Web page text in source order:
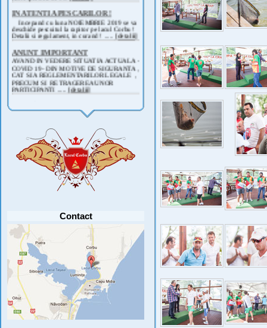
IN ATENTIA PESCARILOR !
Incepand cu luna NOIEMBRIE 2019 se va
deschide pescuitul la rapitor pe lacul Corbu !
Detalii si regulament, in curand ! .....[detalii]
ANUNT IMPORTANT
AVAND IN VEDERE SITUATIA ACTUALA -
COVID 19- DIN MOTIVE DE SIGURANTA ,
CAT SI A REGLEMENTARILOR LEGALE ,
PRECUM SI RETRAGEREA UNOR
PARTICIPANTI .....[detalii]
Anunt important
pescuit CUPA RIG la CRAP din perioada 2-5
septembrie 2021 se reprogrameaza pentru luna
Avansul in .....
Contact